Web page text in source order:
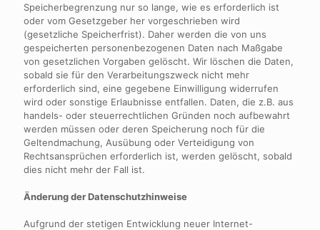
Speicherbegrenzung nur so lange, wie es erforderlich ist
oder vom Gesetzgeber her vorgeschrieben wird
(gesetzliche Speicherfrist). Daher werden die von uns
gespeicherten personenbezogenen Daten nach Maßgabe
von gesetzlichen Vorgaben gelöscht. Wir löschen die Daten,
sobald sie für den Verarbeitungszweck nicht mehr
erforderlich sind, eine gegebene Einwilligung widerrufen
wird oder sonstige Erlaubnisse entfallen. Daten, die z.B. aus
handels- oder steuerrechtlichen Gründen noch aufbewahrt
werden müssen oder deren Speicherung noch für die
Geltendmachung, Ausübung oder Verteidigung von
Rechtsansprüchen erforderlich ist, werden gelöscht, sobald
dies nicht mehr der Fall ist.
Änderung der Datenschutzhinweise
Aufgrund der stetigen Entwicklung neuer Internet-